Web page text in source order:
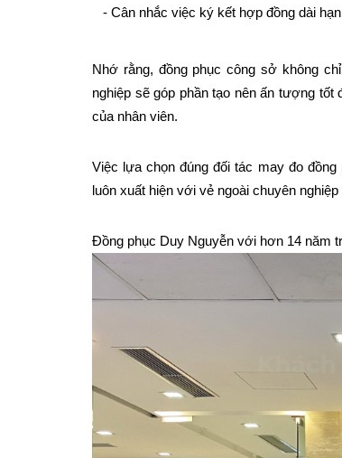
- Cân nhắc việc ký kết hợp đồng dài
Nhớ rằng, đồng phục công sở không
nghiệp sẽ góp phần tạo nên ấn tượng
của nhân viên.
Việc lựa chọn đúng đối tác may đo
luôn xuất hiện với vẻ ngoài chuyên
Đồng phục Duy Nguyễn với hơn 14 năm